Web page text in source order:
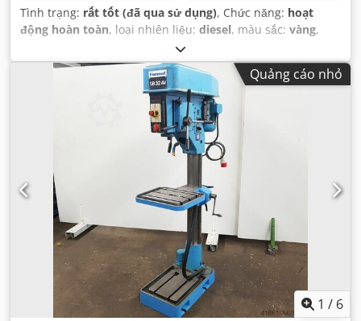
Tình trạng: rất tốt (đã qua sử dụng), Chức năng: hoạt
động hoàn toàn, loại nhiên liệu: diesel, màu sắc: vàng,
, tình trạng truyền động:
phần trăm, số chỗ ngồi:1, số máy/phương tiện:
cabin, thuỷ lực Quảng cáo nhỏ
1 / 6